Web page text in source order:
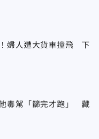
婦人遭大貨車撞飛 下
毒駕「篩完才跑」 藏